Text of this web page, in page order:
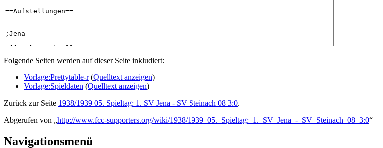
Folgende Seiten werden auf dieser Seite inkludiert:
Vorlage:Prettytable-r(Quelltext anzeigen)
Vorlage:Spieldaten (Quelltext anzeigen)
Zurück zur Seite 1938/1939 05. Spieltag: 1. SV Jena - SV Steinach 08 3:0.
Abgerufen von „http://www.fcc-supporters.org/wiki/1938/1939_05._Spieltag:_1._SV_Jena_-_SV_Steinach_08_3:0“
Navigationsmenü